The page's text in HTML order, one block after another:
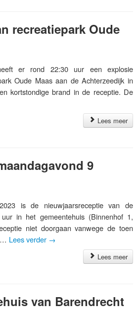
recreatiepark Oude
er rond 22:30 uur een explosie
Oude Maas aan de Achterzeedijk in
kortstondige brand in de receptie. De
Lees meer
9
is de nieuwjaarsreceptie van de
in het gemeentehuis (Binnenhof 1,
niet doorgaan vanwege de toen
… Lees verder →
Lees meer
van Barendrecht